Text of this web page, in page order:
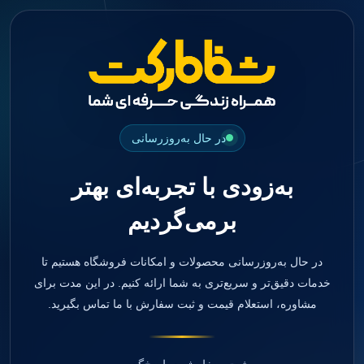
در حال به‌روزرسانی
به‌زودی با تجربه‌ای بهتر
برمی‌گردیم
در حال به‌روزرسانی محصولات و امکانات فروشگاه هستیم تا
خدمات دقیق‌تر و سریع‌تری به شما ارائه کنیم. در این مدت برای
مشاوره، استعلام قیمت و ثبت سفارش با ما تماس بگیرید.
جستجو
Impression Coping
صفحه اصلی
دندانپزشکی
مواد ترمیمی
کامپوزیت
کامپوزیت فلو
اسید اچ
باندینگ
بلیچینگ